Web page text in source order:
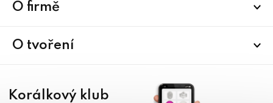
O firmě
O tvoření
Korálkový klub